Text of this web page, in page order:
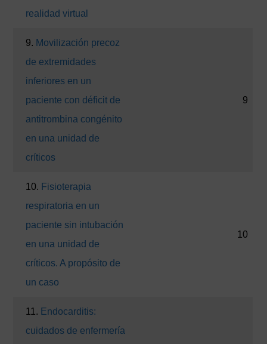
realidad virtual
9. Movilización precoz
de extremidades
inferiores en un
paciente con déficit de
antitrombina congénito
en una unidad de
críticos
9
10. Fisioterapia
respiratoria en un
paciente sin intubación
en una unidad de
críticos. A propósito de
un caso
10
11. Endocarditis:
cuidados de enfermería